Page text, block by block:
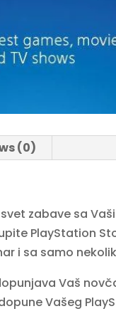
(0)
zabave sa
PlayStation
i sa samo
Vaš
Vašeg